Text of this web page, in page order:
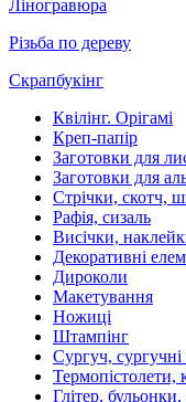
Ліногравюра
Різьба по дереву
Скрапбукінг
Квілінг. Орігамі
Креп-папір
Заготовки для
Заготовки для
Стрічки, скотч,
Рафія, сизаль
Висічки,
Декоративні
Дироколи
Макетування
Ножиці
Штампінг
Сургуч, сургучні
Термопістолети,
Глітер,